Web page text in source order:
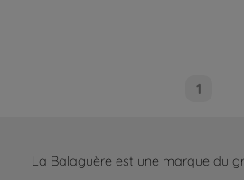
1
La Balaguère est une marque du